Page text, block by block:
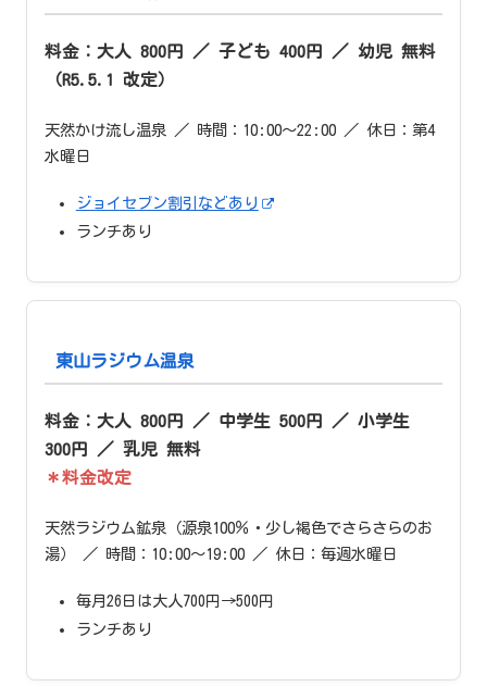
料金：大人 800円 ／ 子ども 400円 ／ 幼児 無料
（R5.5.1 改定）
天然かけ流し温泉 ／ 時間：10:00〜22:00 ／ 休日：第4
水曜日
ジョイセブン割引などあり
ランチあり
東山ラジウム温泉
料金：大人 800円 ／ 中学生 500円 ／ 小学生
300円 ／ 乳児 無料
＊料金改定
天然ラジウム鉱泉（源泉100％・少し褐色でさらさらのお
湯） ／ 時間：10:00〜19:00 ／ 休日：毎週水曜日
毎月26日は大人700円→500円
ランチあり